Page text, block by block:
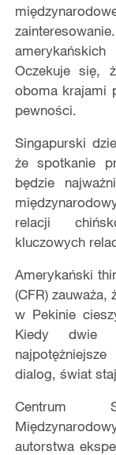
Oczekuje się,
oboma krajami
pewności.
Singapurski
że spotkanie
będzie
relacji
kluczowych
Amerykański
(CFR)
w Pekinie
Kiedy dwie
dialog, świat
Centrum
autorstwa